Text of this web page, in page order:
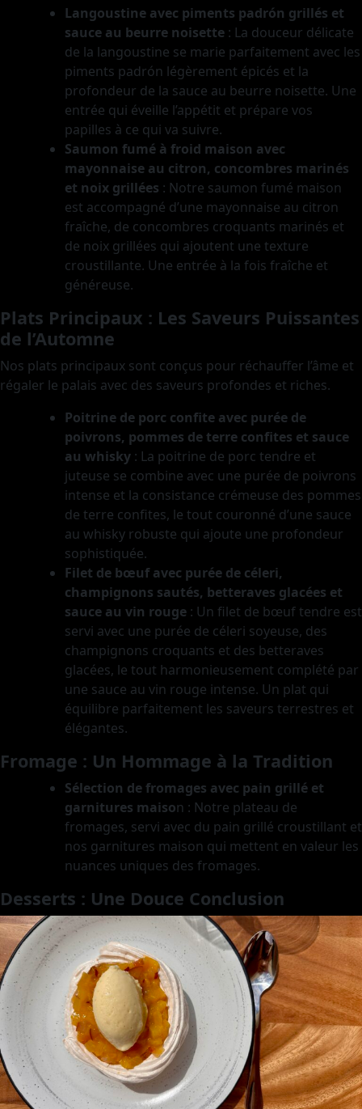
Langoustine avec piments padrón grillés et
sauce au beurre noisette : La douceur délicate
de la langoustine se marie parfaitement avec les
piments padrón légèrement épicés et la
profondeur de la sauce au beurre noisette. Une
entrée qui éveille l’appétit et prépare vos
papilles à ce qui va suivre.
Saumon fumé à froid maison avec
mayonnaise au citron, concombres marinés
et noix grillées : Notre saumon fumé maison
est accompagné d’une mayonnaise au citron
fraîche, de concombres croquants marinés et
de noix grillées qui ajoutent une texture
croustillante. Une entrée à la fois fraîche et
généreuse.
Plats Principaux : Les Saveurs Puissantes
de l’Automne
Nos plats principaux sont conçus pour réchauffer l’âme et
régaler le palais avec des saveurs profondes et riches.
Poitrine de porc confite avec purée de
poivrons, pommes de terre confites et sauce
au whisky : La poitrine de porc tendre et
juteuse se combine avec une purée de poivrons
intense et la consistance crémeuse des pommes
de terre confites, le tout couronné d’une sauce
au whisky robuste qui ajoute une profondeur
sophistiquée.
Filet de bœuf avec purée de céleri,
champignons sautés, betteraves glacées et
sauce au vin rouge : Un filet de bœuf tendre est
servi avec une purée de céleri soyeuse, des
champignons croquants et des betteraves
glacées, le tout harmonieusement complété par
une sauce au vin rouge intense. Un plat qui
équilibre parfaitement les saveurs terrestres et
élégantes.
Fromage : Un Hommage à la Tradition
Sélection de fromages avec pain grillé et
garnitures maison : Notre plateau de
fromages, servi avec du pain grillé croustillant et
nos garnitures maison qui mettent en valeur les
nuances uniques des fromages.
Desserts : Une Douce Conclusion